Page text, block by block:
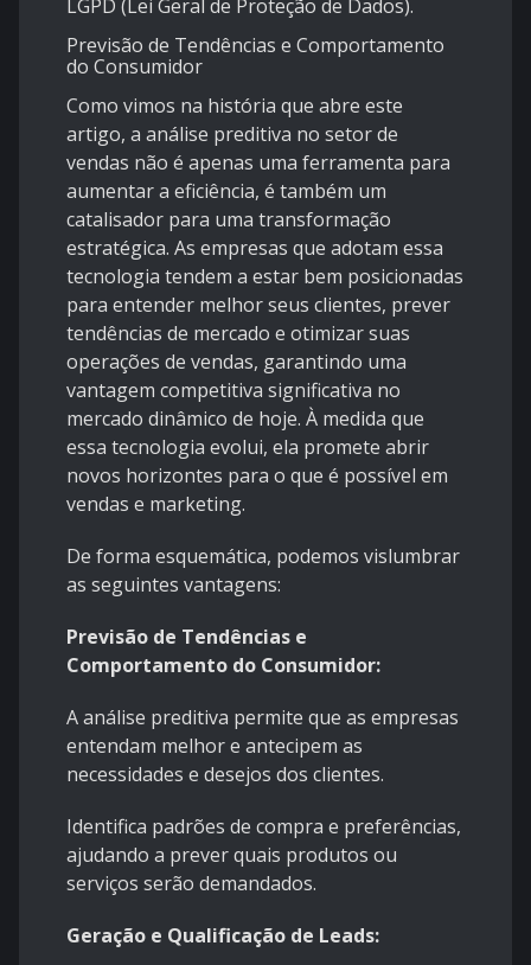
LGPD (Lei Geral de Proteção de Dados).
Previsão de Tendências e Comportamento
do Consumidor
Como vimos na história que abre este
artigo, a análise preditiva no setor de
vendas não é apenas uma ferramenta para
aumentar a eficiência, é também um
catalisador para uma transformação
estratégica. As empresas que adotam essa
tecnologia tendem a estar bem posicionadas
para entender melhor seus clientes, prever
tendências de mercado e otimizar suas
operações de vendas, garantindo uma
vantagem competitiva significativa no
mercado dinâmico de hoje. À medida que
essa tecnologia evolui, ela promete abrir
novos horizontes para o que é possível em
vendas e marketing.
De forma esquemática, podemos vislumbrar
as seguintes vantagens:
Previsão de Tendências e
Comportamento do Consumidor:
A análise preditiva permite que as empresas
entendam melhor e antecipem as
necessidades e desejos dos clientes.
Identifica padrões de compra e preferências,
ajudando a prever quais produtos ou
serviços serão demandados.
Geração e Qualificação de Leads: